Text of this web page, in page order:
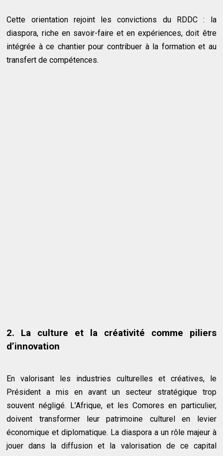
Cette orientation rejoint les convictions du RDDC : la
diaspora, riche en savoir-faire et en expériences, doit être
intégrée à ce chantier pour contribuer à la formation et au
transfert de compétences.
2. La culture et la créativité comme piliers
d’innovation
En valorisant les industries culturelles et créatives, le
Président a mis en avant un secteur stratégique trop
souvent négligé. L’Afrique, et les Comores en particulier,
doivent transformer leur patrimoine culturel en levier
économique et diplomatique. La diaspora a un rôle majeur à
jouer dans la diffusion et la valorisation de ce capital